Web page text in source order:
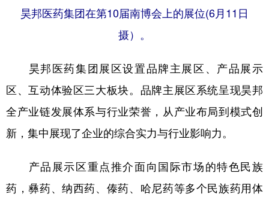
昊邦医药集团在第10届南博会上的展位(6月11日
摄）。
昊邦医药集团展区设置品牌主展区、产品展示
区、互动体验区三大板块。品牌主展区系统呈现昊邦
全产业链发展体系与行业荣誉，从产业布局到模式创
新，集中展现了企业的综合实力与行业影响力。
产品展示区重点推介面向国际市场的特色民族
药，彝药、纳西药、傣药、哈尼药等多个民族药用体